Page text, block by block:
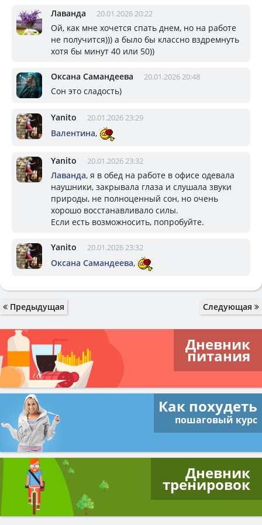
Лаванда 20.01.2026 20:22
Ой, как мне хочется спать днем, но на работе
не получится))) а было бы классно вздремнуть
хотя бы минут 40 или 50))
Оксана Самандеева 20.01.2026 20:48
Сон это сладость)
Yanito 20.01.2026 23:29
Валентина,
Yanito 20.01.2026 23:32
Лаванда, я в обед на работе в офисе одевала
наушники, закрывала глаза и слушала звуки
природы, не полноценный сон, но очень
хорошо восстанавливало силы.
Если есть возможносить, попробуйте.
Yanito 20.01.2026 23:32
Оксана Самандеева,
Предыдущая Следующая
Дневник
питания
Как похудеть
пошаговый курс
Дневник
тренировок